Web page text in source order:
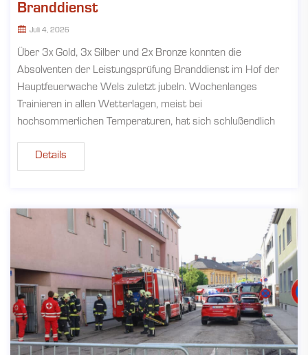
Branddienst
Juli 4, 2026
Über 3x Gold, 3x Silber und 2x Bronze konnten die
Absolventen der Leistungsprüfung Branddienst im Hof der
Hauptfeuerwache Wels zuletzt jubeln. Wochenlanges
Trainieren in allen Wetterlagen, meist bei
hochsommerlichen Temperaturen, hat sich schlußendlich
Details